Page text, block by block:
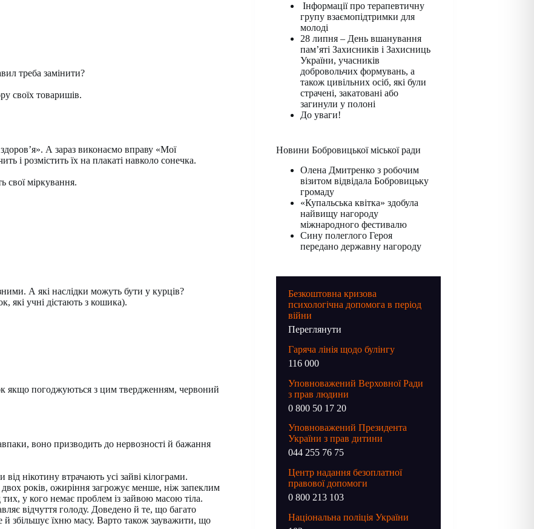
треба замінити?
своїх товаришів.
А зараз виконаємо вправу «Мої
і розмістить їх на плакаті навколо сонечка.
свої міркування.
А які наслідки можуть бути у курців?
які учні дістають з кошика).
якщо погоджуються з цим твердженням, червоний
воно призводить до нервозності й бажання
нікотину втрачають усі зайві кілограми.
років, ожиріння загрожує менше, ніж запеклим
у кого немає проблем із зайвою масою тіла.
відчуття голоду. Доведено й те, що багато
й збільшує їхню масу. Варто також зауважити, що
Інформації про терапевтичну
групу взаємопідтримки для
молоді
28 липня – День вшанування
пам’яті Захисників і Захисниць
України, учасників
добровольчих формувань, а
також цивільних осіб, які були
страчені, закатовані або
загинули у полоні
До уваги!
Новини Бобровицької міської ради
Олена Дмитренко з робочим
візитом відвідала Бобровицьку
громаду
«Купальська квітка» здобула
найвищу нагороду
міжнародного фестивалю
Сину полеглого Героя
передано державну нагороду
Безкоштовна кризова
психологічна допомога в період
війни
Переглянути
Гаряча лінія щодо булінгу
116 000
Уповноважений Верховної Ради
з прав людини
0 800 50 17 20
Уповноважений Президента
України з прав дитини
044 255 76 75
Центр надання безоплатної
правової допомоги
0 800 213 103
Національна поліція України